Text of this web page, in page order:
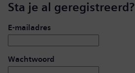
Sta je al geregistreerd?
Inloggen: gebruiker en wachtwoord
E-mailadres
Wachtwoord